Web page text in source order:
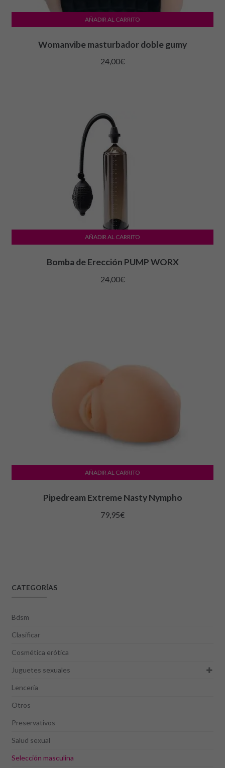
Womanvibe masturbador doble gumy
24,00€
AÑADIR AL CARRITO
Bomba de Erección PUMP WORX
24,00€
AÑADIR AL CARRITO
Pipedream Extreme Nasty Nympho
79,95€
AÑADIR AL CARRITO
CATEGORÍAS
Bdsm
Clasificar
Cosmética erótica
Juguetes sexuales
Lencería
Otros
Preservativos
Salud sexual
Selección masculina